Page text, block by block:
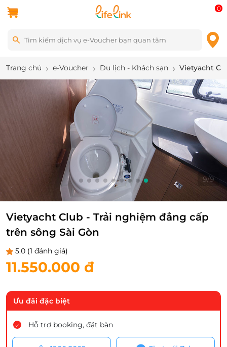
0
Trang chủ e-Voucher Du lịch - Khách sạn Vietyacht
9/9
Vietyacht Club - Trải nghiệm đẳng cấp
trên sông Sài Gòn
5.0 (1 đánh giá)
11.550.000 đ
Ưu đãi đặc biệt
Hỗ trợ booking, đặt bàn